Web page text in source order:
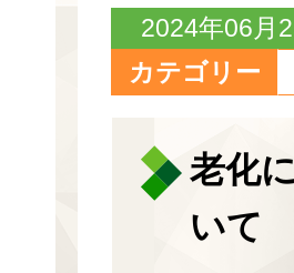
2024年06月
カテゴリー
老化
いて